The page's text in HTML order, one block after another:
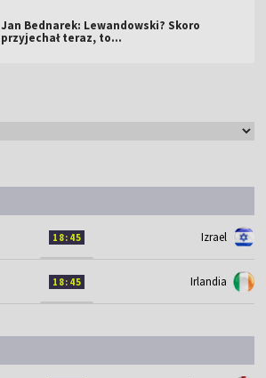
Jan Bednarek: Lewandowski? Skoro
przyjechał teraz, to…
18:45 Izrael
18:45 Irlandia